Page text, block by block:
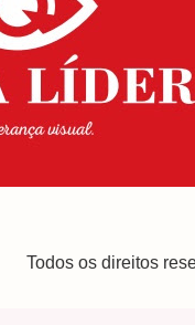
Todos os direitos